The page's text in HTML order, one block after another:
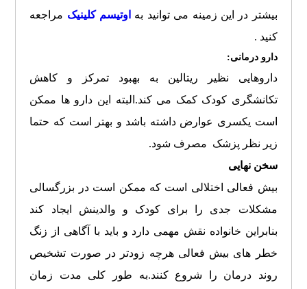
بیشتر در این زمینه می توانید به اوتیسم کلینیک مراجعه
کنید .
دارو درمانی:
داروهایی نظیر ریتالین به بهبود تمرکز و کاهش
تکانشگری کودک کمک می کند.البته این دارو ها ممکن
است یکسری عوارض داشته باشد و بهتر است که حتما
زیر نظر پزشک مصرف شود.
سخن نهایی
بیش فعالی اختلالی است که ممکن است در بزرگسالی
مشکلات جدی را برای کودک و والدینش ایجاد کند
بنابراین خانواده نقش مهمی دارد و باید با آگاهی از زنگ
خطر های بیش فعالی هرچه زودتر در صورت تشخیص
روند درمان را شروع کنند.به طور کلی مدت زمان